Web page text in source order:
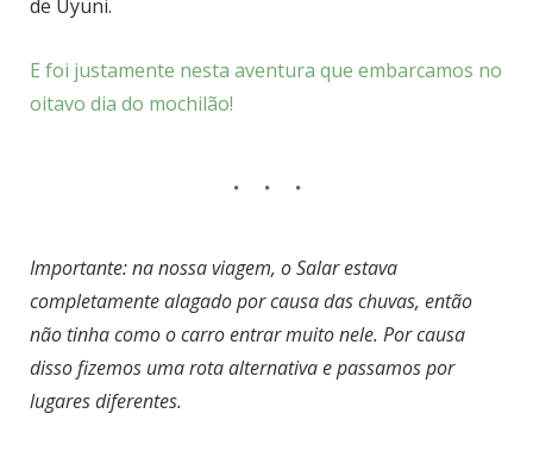
de Uyuni.
E foi justamente nesta aventura que embarcamos no
oitavo dia do mochilão!
Importante: na nossa viagem, o Salar estava
completamente alagado por causa das chuvas, então
não tinha como o carro entrar muito nele. Por causa
disso fizemos uma rota alternativa e passamos por
lugares diferentes.